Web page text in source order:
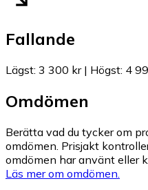
Fallande
Lägst: 3 300 kr| Högst: 4
Omdömen
Berätta vad du tycker om
omdömen. Prisjakt
omdömen har använt eller
Läs mer om omdömen.